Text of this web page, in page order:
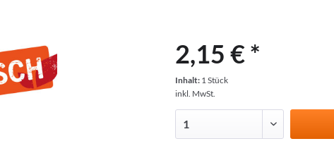
2,15 € *
Inhalt: 1 Stück
inkl. MwSt.